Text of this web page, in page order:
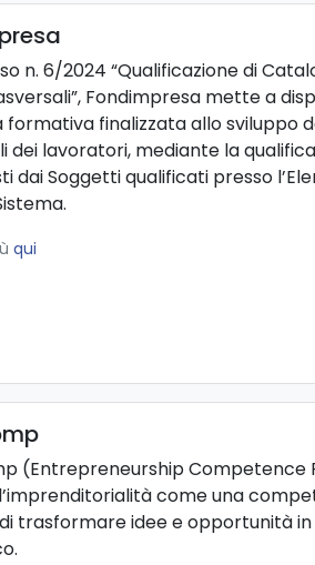
n. 6/2024 “Qualificazione di
Fondimpresa mette a
formativa finalizzata allo sviluppo
dei lavoratori, mediante la
dai Soggetti qualificati presso
qui
(Entrepreneurship
come una
trasformare idee e opportunità